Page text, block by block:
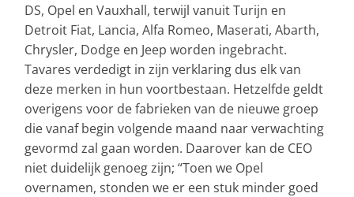
DS, Opel en Vauxhall, terwijl vanuit Turijn en
Detroit Fiat, Lancia, Alfa Romeo, Maserati, Abarth,
Chrysler, Dodge en Jeep worden ingebracht.
Tavares verdedigt in zijn verklaring dus elk van
deze merken in hun voortbestaan. Hetzelfde geldt
overigens voor de fabrieken van de nieuwe groep
die vanaf begin volgende maand naar verwachting
gevormd zal gaan worden. Daarover kan de CEO
niet duidelijk genoeg zijn; “Toen we Opel
overnamen, stonden we er een stuk minder goed